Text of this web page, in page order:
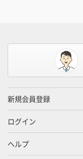
新規会員登録
ログイン
ヘルプ